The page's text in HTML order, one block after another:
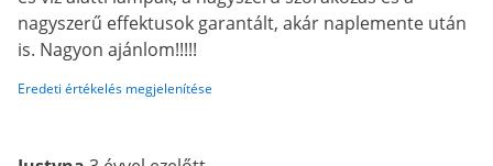
nagyszerű effektusok garantált, akár naplemente után
is. Nagyon ajánlom!!!!!
Eredeti értékelés megjelenítése